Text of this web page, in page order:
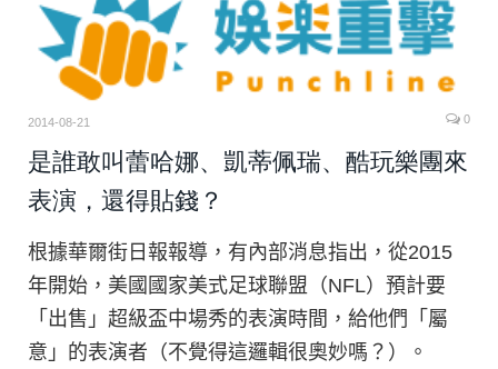
2014-08-21 0
是誰敢叫蕾哈娜、凱蒂佩瑞、酷玩樂團來
表演，還得貼錢？
根據華爾街日報報導，有內部消息指出，從2015
年開始，美國國家美式足球聯盟（NFL）預計要
「出售」超級盃中場秀的表演時間，給他們「屬
意」的表演者（不覺得這邏輯很奧妙嗎？）。